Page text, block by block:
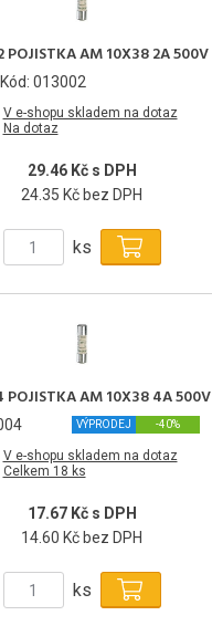
POJISTKA AM 10X38 2A 500V
Kód: 013002
V e-shopu skladem na dotaz
Na dotaz
29.46 Kč s DPH
24.35 Kč bez DPH
ks
POJISTKA AM 10X38 4A 500V
VÝPRODEJ -40%
V e-shopu skladem na dotaz
Celkem 18 ks
17.67 Kč s DPH
14.60 Kč bez DPH
ks